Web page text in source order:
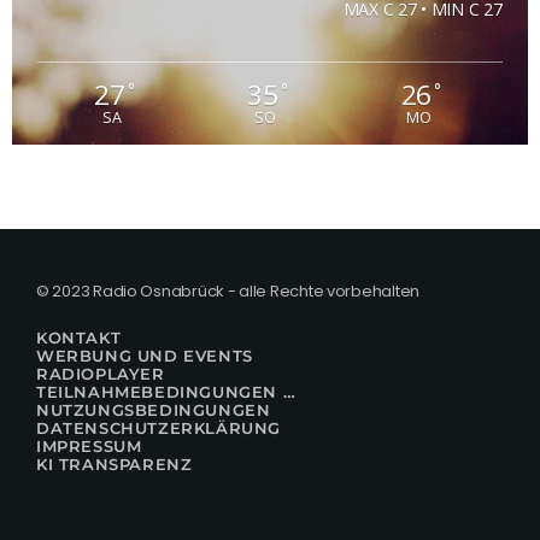
MAX C 27 • MIN C 27
27°
SA
35 °
SO
26°
MO
© 2023 Radio Osnabrück - alle Rechte vorbehalten
KONTAKT
WERBUNG UND EVENTS
RADIOPLAYER
TEILNAHMEBEDINGUNGEN FÜR GEWINNSPIELE
NUTZUNGSBEDINGUNGEN
DATENSCHUTZERKLÄRUNG
IMPRESSUM
KI TRANSPARENZ